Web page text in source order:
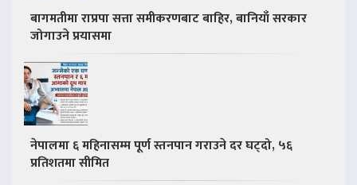
बागमतीमा राप्रपा सत्ता समीकरणबाट बाहिर, बानियाँ सरकार
जोगाउने प्रयासमा
नेपालमा ६ महिनासम्म पूर्ण स्तनपान गराउने दर घट्दो, ५६
प्रतिशतमा सीमित